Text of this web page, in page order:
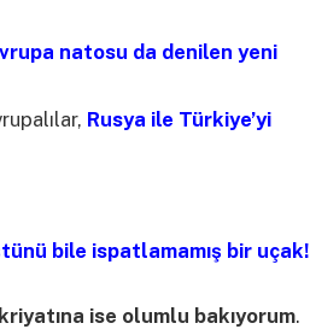
natosu da denilen yeni
Rusya ile Türkiye’yi
bile ispatlamamış bir uçak!
ise olumlu bakıyorum.